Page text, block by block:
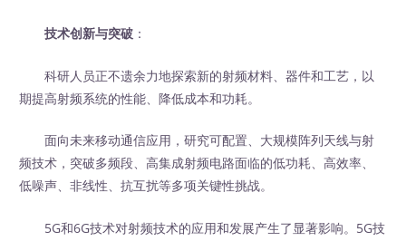
技术创新与突破 ：
科研人员正不遗余力地探索新的射频材料、器件和工艺，以
期提高射频系统的性能、降低成本和功耗。
面向未来移动通信应用，研究可配置、大规模阵列天线与射
频技术，突破多频段、高集成射频电路面临的低功耗、高效率、
低噪声、非线性、抗互扰等多项关键性挑战。
5G和6G技术对射频技术的应用和发展产生了显著影响。5G技